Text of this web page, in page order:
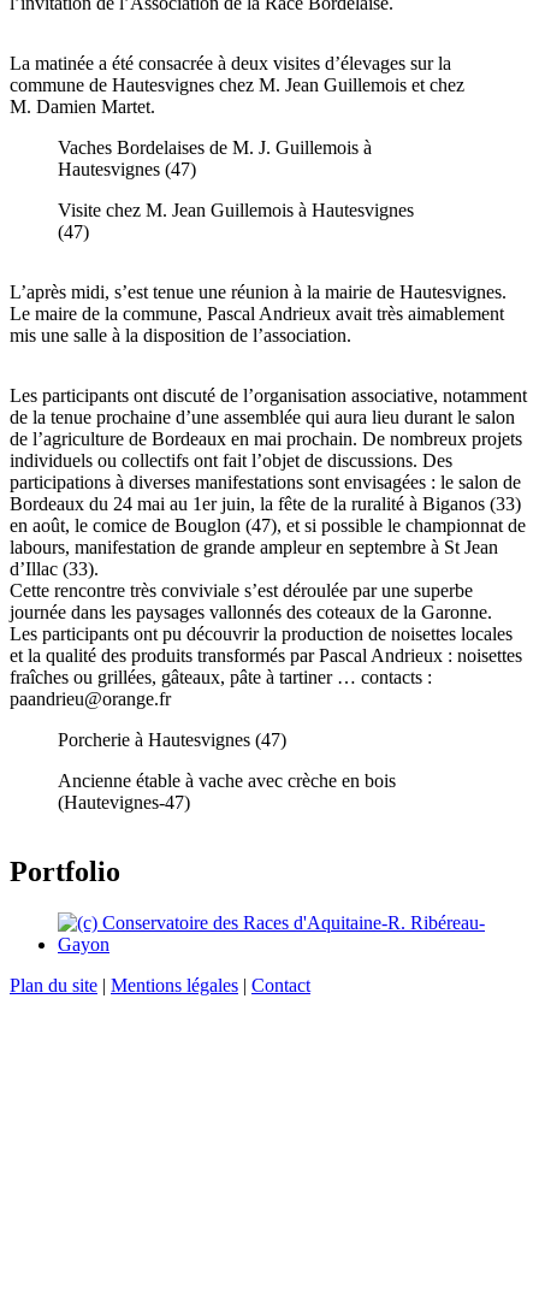
La matinée a été consacrée à deux visites d’élevages sur la
commune de Hautesvignes chez M. Jean Guillemois et chez
M. Damien Martet.
Vaches Bordelaises de M. J. Guillemois à
Hautesvignes (47)
Visite chez M. Jean Guillemois à Hautesvignes
(47)
L’après midi, s’est tenue une réunion à la mairie de Hautesvignes.
Le maire de la commune, Pascal Andrieux avait très aimablement
mis une salle à la disposition de l’association.
Les participants ont discuté de l’organisation associative, notamment
de la tenue prochaine d’une assemblée qui aura lieu durant le salon
de l’agriculture de Bordeaux en mai prochain. De nombreux projets
individuels ou collectifs ont fait l’objet de discussions. Des
participations à diverses manifestations sont envisagées : le salon de
Bordeaux du 24 mai au 1er juin, la fête de la ruralité à Biganos (33)
en août, le comice de Bouglon (47), et si possible le championnat de
labours, manifestation de grande ampleur en septembre à St Jean
d’Illac (33).
Cette rencontre très conviviale s’est déroulée par une superbe
journée dans les paysages vallonnés des coteaux de la Garonne.
Les participants ont pu découvrir la production de noisettes locales
et la qualité des produits transformés par Pascal Andrieux : noisettes
fraîches ou grillées, gâteaux, pâte à tartiner … contacts :
paandrieu@orange.fr
Porcherie à Hautesvignes (47)
Ancienne étable à vache avec crèche en bois
(Hautevignes-47)
Portfolio
Plan du site | Mentions légales | Contact